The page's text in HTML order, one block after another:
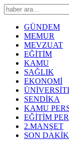
GÜNDEM
MEMUR
MEVZUAT
EĞİTİM
KAMU
SAĞLIK
EKONOMİ
SENDİKA
KAMU
EĞİTİM
2.MANŞET
SON